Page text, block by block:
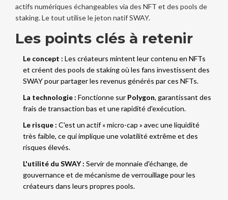
actifs numériques échangeables via des NFT et des pools de
staking. Le tout utilise le jeton natifSWAY.
Les points clés à retenir
Le concept : Les créateurs mintent leur contenu en NFTs
et créent des pools de staking où les fans investissent des
SWAY pour partager les revenus générés par ces NFTs.
La technologie : Fonctionne sur Polygon, garantissant des
frais de transaction bas et une rapidité d'exécution.
Le risque : C'est un actif « micro-cap » avec une liquidité
très faible, ce qui implique une volatilité extrême et des
risques élevés.
L'utilité du SWAY : Servir de monnaie d'échange, de
gouvernance et de mécanisme de verrouillage pour les
créateurs dans leurs propres pools.